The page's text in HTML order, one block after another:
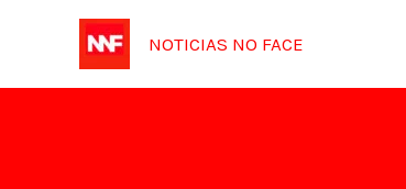
NOTICIAS NO FACE